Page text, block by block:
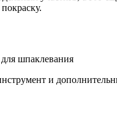
и